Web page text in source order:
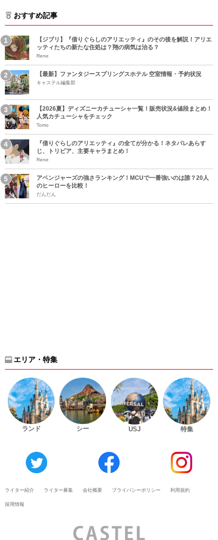
おすすめ記事
【ジブリ】『借りぐらしのアリエッティ』のその後を解説！アリエ
ッティたちの新たな住処は？翔の病気は治る？
Rene
【最新】ファンタジースプリングスホテル 空室情報・予約状況
キャステル編集部
【2026夏】ディズニーカチューシャ一覧！販売状況&値段まとめ！
人気カチューシャをチェック
Tomo
『借りぐらしのアリエッティ』の全てが分かる！ネタバレあらす
じ、トリビア、主要キャラまとめ！
Rene
アベンジャーズの強さランキング！MCUで一番強いのは誰？20人
のヒーローを比較！
だんだん
エリア・特集
ランド シー USJ 特集
ライター紹介 ライター募集 会社概要 プライバシーポリシー 利用規約
採用情報